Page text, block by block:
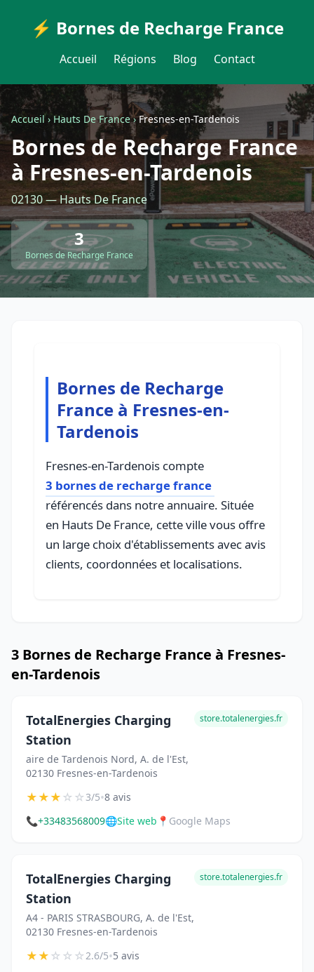
⚡ Bornes de Recharge France
Accueil Régions Blog Contact
Accueil›Hauts De France›Fresnes-en-Tardenois
Bornes de Recharge France
à Fresnes-en-Tardenois
02130 — Hauts De France
3
Bornes de Recharge France
Bornes de Recharge
France à Fresnes-en-
Tardenois
Fresnes-en-Tardenois compte
3 bornes de recharge france
référencés dans notre annuaire. Située
en Hauts De France, cette ville vous offre
un large choix d'établissements avec avis
clients, coordonnées et localisations.
3 Bornes de Recharge France à Fresnes-
en-Tardenois
TotalEnergies Charging
Station
aire de Tardenois Nord, A. de l'Est,
02130 Fresnes-en-Tardenois
store.totalenergies.fr
★★★☆☆3/5•8 avis
📞+33483568009🌐Site web 📍 Google Maps
TotalEnergies Charging
Station
A4 - PARIS STRASBOURG, A. de l'Est,
02130 Fresnes-en-Tardenois
store.totalenergies.fr
★★☆☆☆2.6/5•5 avis